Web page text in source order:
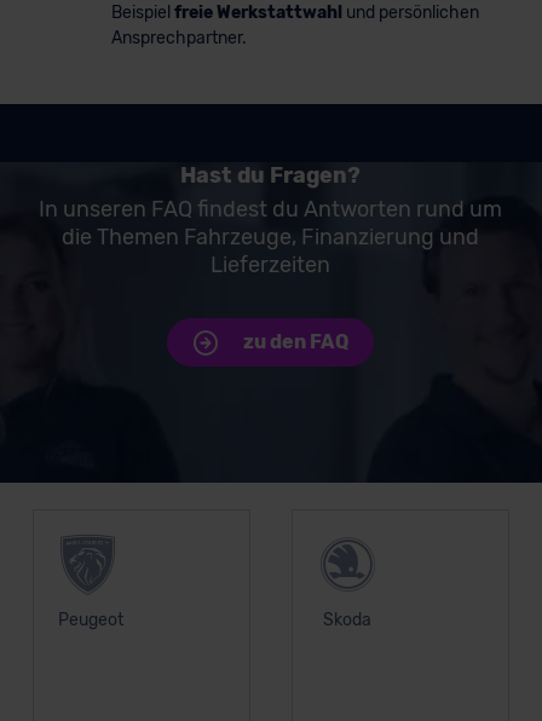
Beispiel freie Werkstattwahl und persönlichen
Ansprechpartner.
Hast du Fragen?
In unseren FAQ findest du Antworten rund um
die Themen Fahrzeuge, Finanzierung und
Lieferzeiten
zu den FAQ
Peugeot Skoda